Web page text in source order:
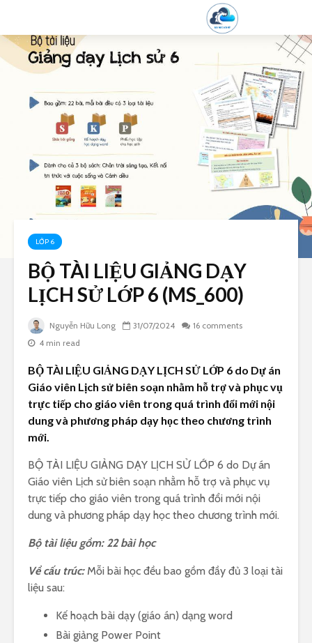
LỚP 6
BỘ TÀI LIỆU GIẢNG DẠY
LỊCH SỬ LỚP 6 (MS_600)
Nguyễn Hữu Long 31/07/2024
16 comments
4 min read
BỘ TÀI LIỆU GIẢNG DẠY LỊCH SỬ LỚP 6 do Dự án
Giáo viên Lịch sử biên soạn nhằm hỗ trợ và phục vụ
trực tiếp cho giáo viên trong quá trình đổi mới nội
dung và phương pháp dạy học theo chương trình
mới.
BỘ TÀI LIỆU GIẢNG DẠY LỊCH SỬ LỚP 6 do Dự án
Giáo viên Lịch sử biên soạn nhằm hỗ trợ và phục vụ
trực tiếp cho giáo viên trong quá trình đổi mới nội
dung và phương pháp dạy học theo chương trình mới.
Bộ tài liệu gồm: 22 bài học
Về cấu trúc: Mỗi bài học đều bao gồm đầy đủ 3 loại tài
liệu sau:
Kế hoạch bài dạy (giáo án) dạng word
Bài giảng Power Point